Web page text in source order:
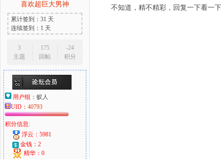
喜欢超巨大男神
累计签到：31 天
连续签到：1 天
3
主题
175
回帖
-24
积分
用户组： 蚁人
UID： 40793
积分信息:
浮云：5981
金钱：2
精华：0
不知道，精不精彩，回复一下看一